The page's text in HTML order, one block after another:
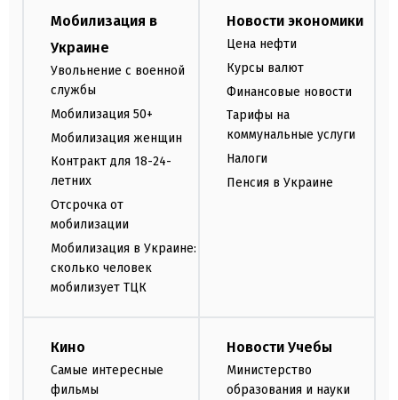
Мобилизация в
Украине
Увольнение с военной
службы
Мобилизация 50+
Мобилизация женщин
Контракт для 18-24-
летних
Отсрочка от
мобилизации
Мобилизация в Украине:
сколько человек
мобилизует ТЦК
Новости экономики
Цена нефти
Курсы валют
Финансовые новости
Тарифы на
коммунальные услуги
Налоги
Пенсия в Украине
Кино
Самые интересные
фильмы
Новости Учебы
Министерство
образования и науки